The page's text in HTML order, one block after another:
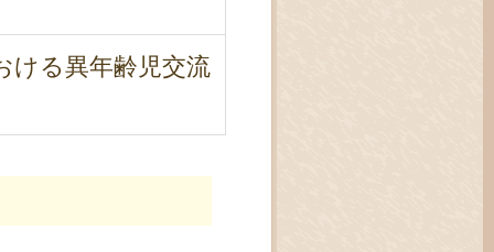
ける異年齢児交流